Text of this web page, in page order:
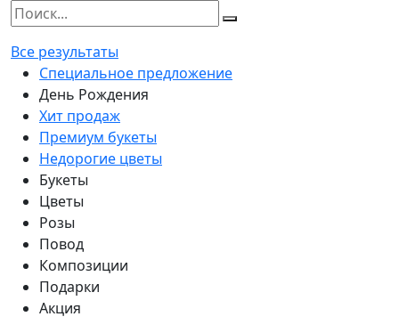
Все результаты
Специальное предложение
День Рождения
Хит продаж
Премиум букеты
Недорогие цветы
Букеты
Цветы
Розы
Повод
Композиции
Подарки
Акция